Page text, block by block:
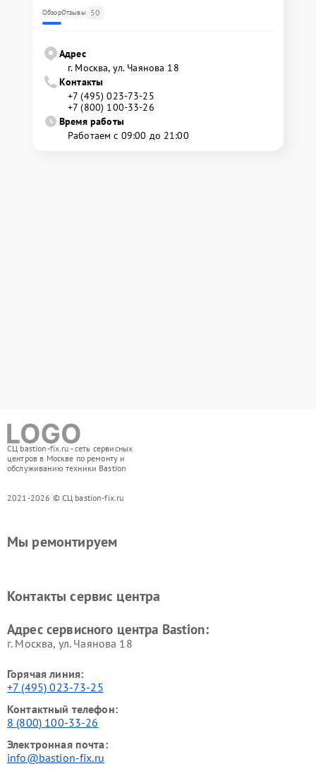
ОбзорОтзывы 50
Адрес
г. Москва, ул. Чаянова 18
Контакты
+7 (495) 023-73-25
+7 (800) 100-33-26
Время работы
Работаем с 09:00 до 21:00
СЦ bastion-fix.ru - сеть сервисных
центров в Москве по ремонту и
обслуживанию техники Bastion
2021-2026 © СЦ bastion-fix.ru
Мы ремонтируем
Контакты сервис центра
Адрес сервисного центра Bastion:
г. Москва, ул. Чаянова 18
Горячая линия:
+7 (495) 023-73-25
Контактный телефон:
8 (800) 100-33-26
Электронная почта:
info@bastion-fix.ru